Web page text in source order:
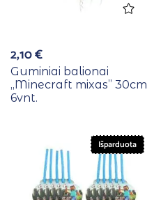
2,10€
Guminiai balionai
,,Minecraft mixas” 30cm
6vnt.
Išparduota